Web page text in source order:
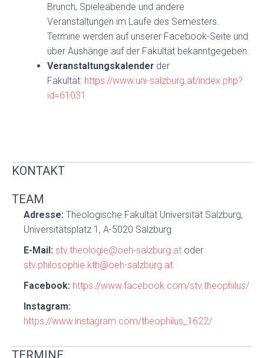
Brunch, Spieleabende und andere
Veranstaltungen im Laufe des Semesters.
Termine werden auf unserer Facebook-Seite und
über Aushänge auf der Fakultät bekanntgegeben.
Veranstaltungskalender der
Fakultät: https://www.uni-salzburg.at/index.php?
id=61031
KONTAKT
TEAM
Adresse: Theologische Fakultät Universität Salzburg,
Universitätsplatz 1, A-5020 Salzburg
E-Mail: stv.theologie@oeh-salzburg.at oder
stv.philosophie.kth@oeh-salzburg.at
Facebook: https://www.facebook.com/stv.theophilus/
Instagram:
https://www.instagram.com/theophilus_1622/
TERMINE